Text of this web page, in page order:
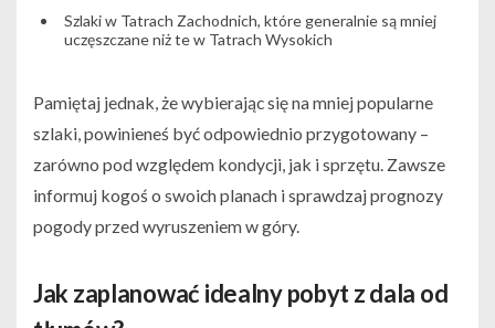
Szlaki w Tatrach Zachodnich, które generalnie są mniej
uczęszczane niż te w Tatrach Wysokich
Pamiętaj jednak, że wybierając się na mniej popularne
szlaki, powinieneś być odpowiednio przygotowany –
zarówno pod względem kondycji, jak i sprzętu. Zawsze
informuj kogoś o swoich planach i sprawdzaj prognozy
pogody przed wyruszeniem w góry.
Jak zaplanować idealny pobyt z dala od